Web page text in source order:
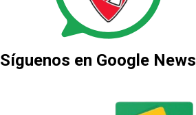
Síguenos en Google News